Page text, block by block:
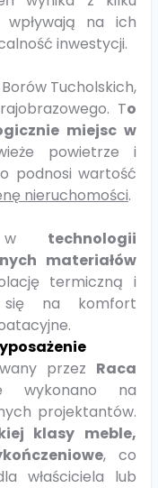
wpływają na ich
inwestycji.
Tucholskich,
To
miejsc w
powietrze i
podnosi wartość
nieruchomości.
w technologii
materiałów
termiczną i
się na komfort
przez Raca
wykonano na
projektantów.
klasy meble,
, co
właściciela lub